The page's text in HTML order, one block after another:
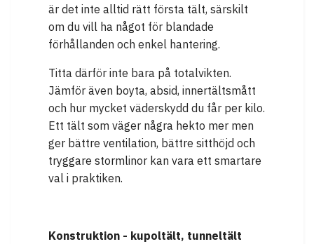
är det inte alltid rätt första tält, särskilt
om du vill ha något för blandade
förhållanden och enkel hantering.
Titta därför inte bara på totalvikten.
Jämför även boyta, absid, innertältsmått
och hur mycket väderskydd du får per kilo.
Ett tält som väger några hekto mer men
ger bättre ventilation, bättre sitthöjd och
tryggare stormlinor kan vara ett smartare
val i praktiken.
Konstruktion - kupoltält, tunneltält